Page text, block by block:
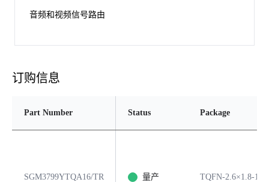
音频和视频信号路由
订购信息
Part Number Status Package
SGM3799YTQA16/TR 量产 TQFN-2.6×1.8-16L